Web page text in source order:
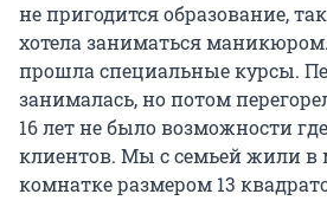
не пригодится образование,
хотела заниматься
прошла специальные курсы.
занималась, но потом
16 лет не было возможности
клиентов. Мы с семьей жили в
комнатке размером 13